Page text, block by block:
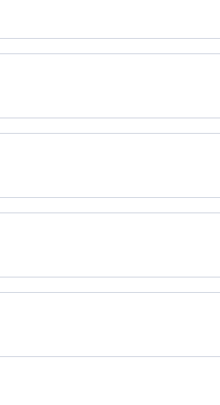
oraz wypieków. Naturalne